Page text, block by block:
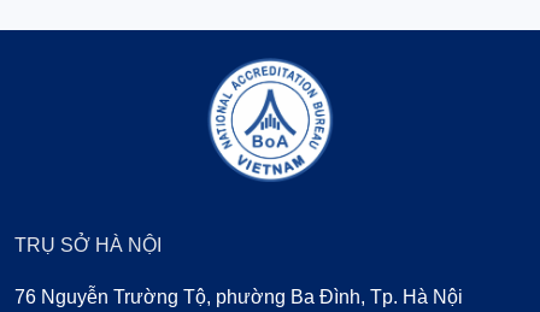
TRỤ SỞ HÀ NỘI
76 Nguyễn Trường Tộ, phường Ba Đình, Tp. Hà Nội